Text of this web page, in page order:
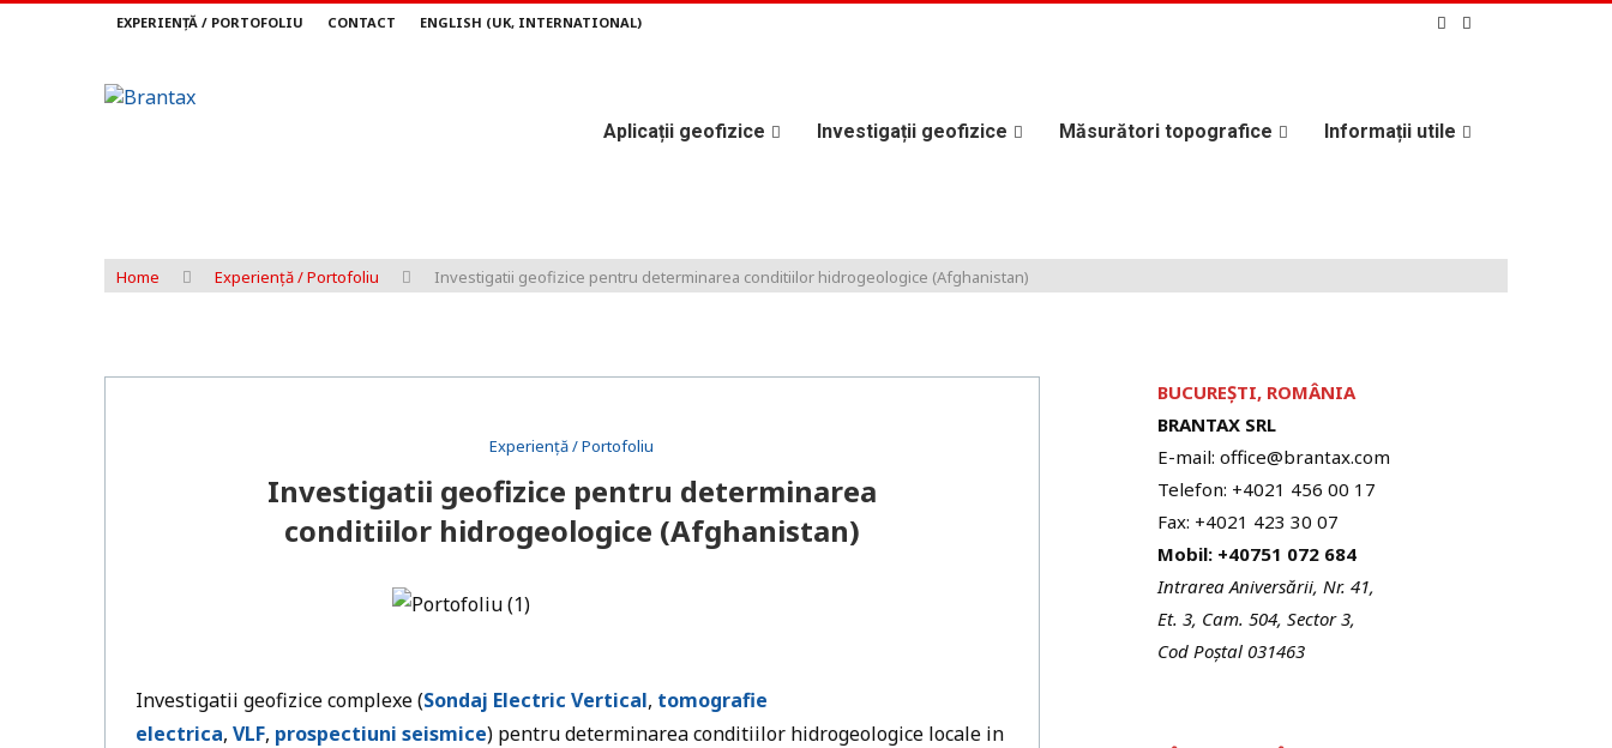
EXPERIENȚĂ / PORTOFOLIU CONTACT ENGLISH (UK, INTERNATIONAL)
Aplicații geofizice Investigații geofizice Măsurători topografice Informații utile
Home Experiență / Portofoliu Investigatii geofizice pentru determinarea conditiilor hidrogeologice (Afghanistan)
Experiență / Portofoliu
Investigatii geofizice pentru determinarea
conditiilor hidrogeologice (Afghanistan)
Investigatii geofizice complexe (Sondaj Electric Vertical, tomografie
electrica, VLF, prospectiuni seismice) pentru determinarea conditiilor hidrogeologice locale in
BUCUREȘTI, ROMÂNIA
BRANTAX SRL
E-mail: office@brantax.com
Telefon: +4021 456 00 17
Fax: +4021 423 30 07
Mobil: +40751 072 684
Intrarea Aniversării, Nr. 41,
Et. 3, Cam. 504, Sector 3,
Cod Poștal 031463